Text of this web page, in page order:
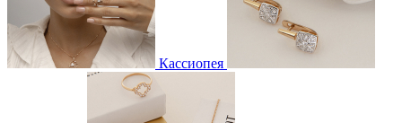
Кассиопея